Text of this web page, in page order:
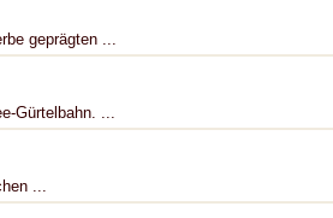
geprägten ...
Gürtelbahn. ...
...